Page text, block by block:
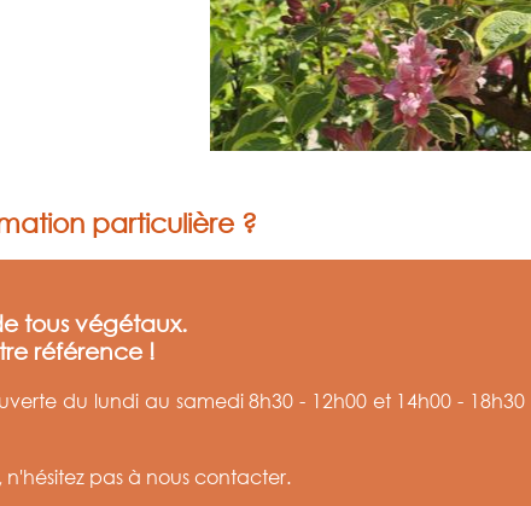
particulière ?
tous végétaux.
référence !
du lundi au samedi 8h30 - 12h00 et 14h00 - 18h30
pas à nous contacter.